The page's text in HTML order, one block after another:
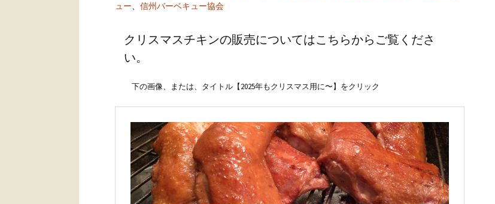
ュー、 信州バーベキュー協会
クリスマスチキンの販売についてはこちらからご覧くださ
い。
下の画像、または、タイトル【2025年もクリスマス用に〜】をクリック